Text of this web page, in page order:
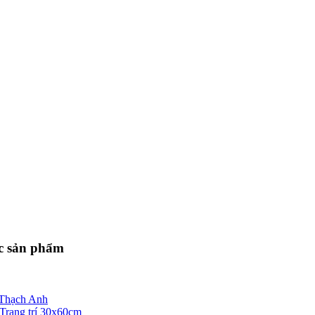
sản phẩm
Anh
Trang trí 30x60cm